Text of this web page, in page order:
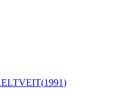
(1991)